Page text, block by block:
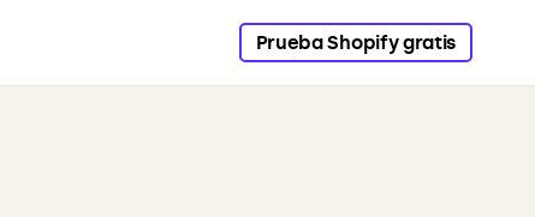
Prueba Shopify gratis